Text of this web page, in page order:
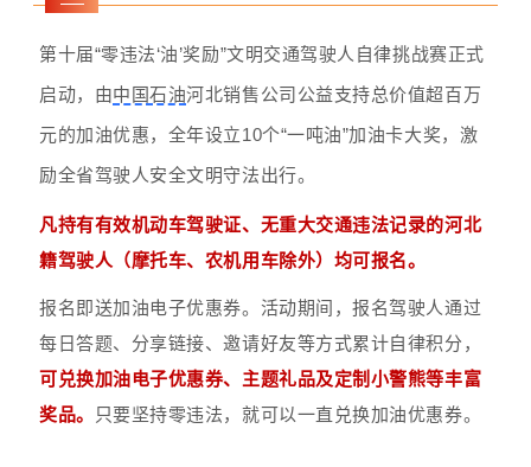
第十届“零违法‘油’奖励”文明交通驾驶人自律挑战赛正式
启动，由中国石油河北销售公司公益支持总价值超百万
元的加油优惠，全年设立10个“一吨油”加油卡大奖，激
励全省驾驶人安全文明守法出行。
凡持有有效机动车驾驶证、无重大交通违法记录的河北
籍驾驶人（摩托车、农机用车除外）均可报名。
报名即送加油电子优惠券。活动期间，报名驾驶人通过
每日答题、分享链接、邀请好友等方式累计自律积分，
可兑换加油电子优惠券、主题礼品及定制小警熊等丰富
奖品。
只要坚持零违法，就可以一直兑换加油优惠券。